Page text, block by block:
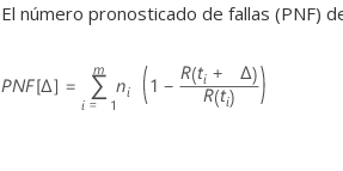
El número pronosticado de fallas (PNF)